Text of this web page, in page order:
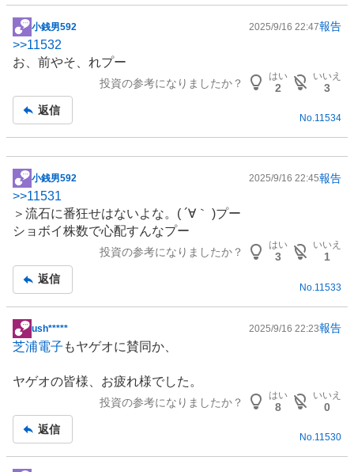
掲
示
板
小銭男592 2025/9/16 22:47報告
>>11532
お、前やそ、れプー
投資の参考になりましたか？
はい
2
いいえ
3
返信
No.11534
掲
示
板
記
小銭男592 2025/9/16 22:45報告
>>11531
＞流石に番狂せはないよな。( ´∀｀ )プー
ショボイ株数で心配すんなプー
投資の参考になりましたか？
はい
3
いいえ
1
返信
No. 11533
掲
示
記
ush***** 2025/9/16 22:23報告
芝浦電子 もヤゲオに賛同か、
ヤゲオの皆様、お疲れ様でした。
投資の参考になりましたか？
はい
8
いいえ
0
返信
No.11530